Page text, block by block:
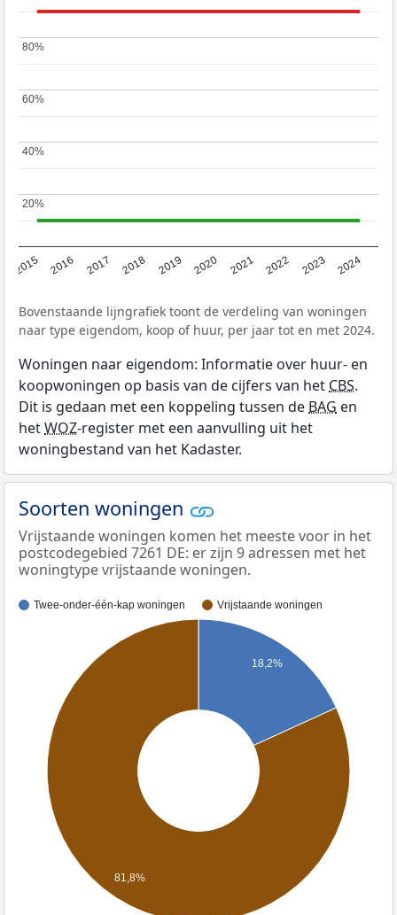
2015 2016 2017 2018 2019 2020 2021 2022 2023 2024
20%
20%
40%
40%
60%
60%
80%
80%
Bovenstaande lijngrafiek toont de verdeling van woningen
naar type eigendom, koop of huur, per jaar tot en met 2024.
Woningen naar eigendom: Informatie over huur- en
koopwoningen op basis van de cijfers van hetCBS.
Dit is gedaan met een koppeling tussen deBAG en
hetWOZ-register met een aanvulling uit het
woningbestand van het Kadaster.
Soorten woningen
Vrijstaande woningen komen het meeste voor in het
postcodegebied 7261 DE: er zijn 9 adressen met het
woningtype vrijstaande woningen.
Twee-onder-één-kap woningen Vrijstaande woningen
18,2%
81,8%